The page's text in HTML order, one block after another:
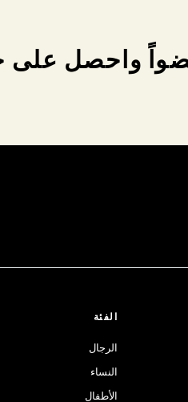
واحصل على
الفئة
الرجال
النساء
الأطفال